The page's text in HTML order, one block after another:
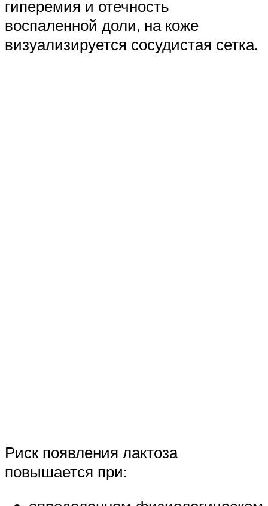
гиперемия и отечность
воспаленной доли, на коже
визуализируется сосудистая сетка.
Риск появления лактоза
повышается при: